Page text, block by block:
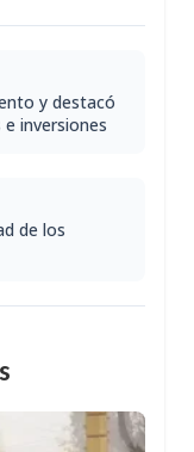
y destacó
inversiones
de los